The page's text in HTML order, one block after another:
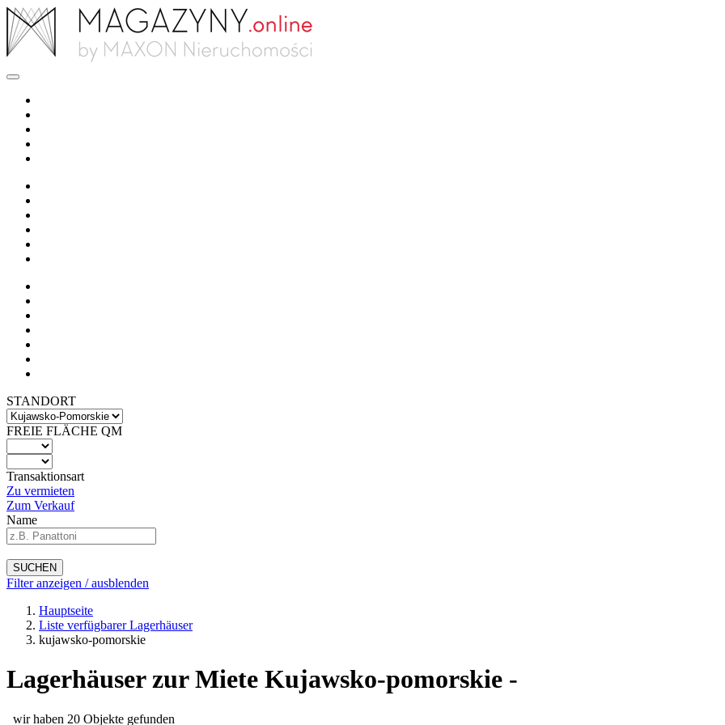
STANDORT
FREIE FLÄCHE QM
Transaktionsart
Zu vermieten
Zum Verkauf
Name
SUCHEN
Filter anzeigen / ausblenden
Hauptseite
Liste verfügbarer Lagerhäuser
kujawsko-pomorskie
Lagerhäuser zur Miete Kujawsko-pomorskie -
wir haben 20 Objekte gefunden